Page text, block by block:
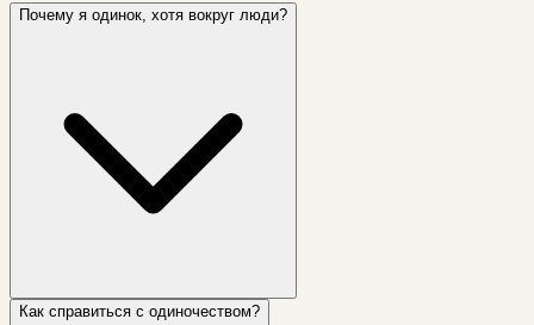
Почему я одинок, хотя вокруг люди?
Как справиться с одиночеством?